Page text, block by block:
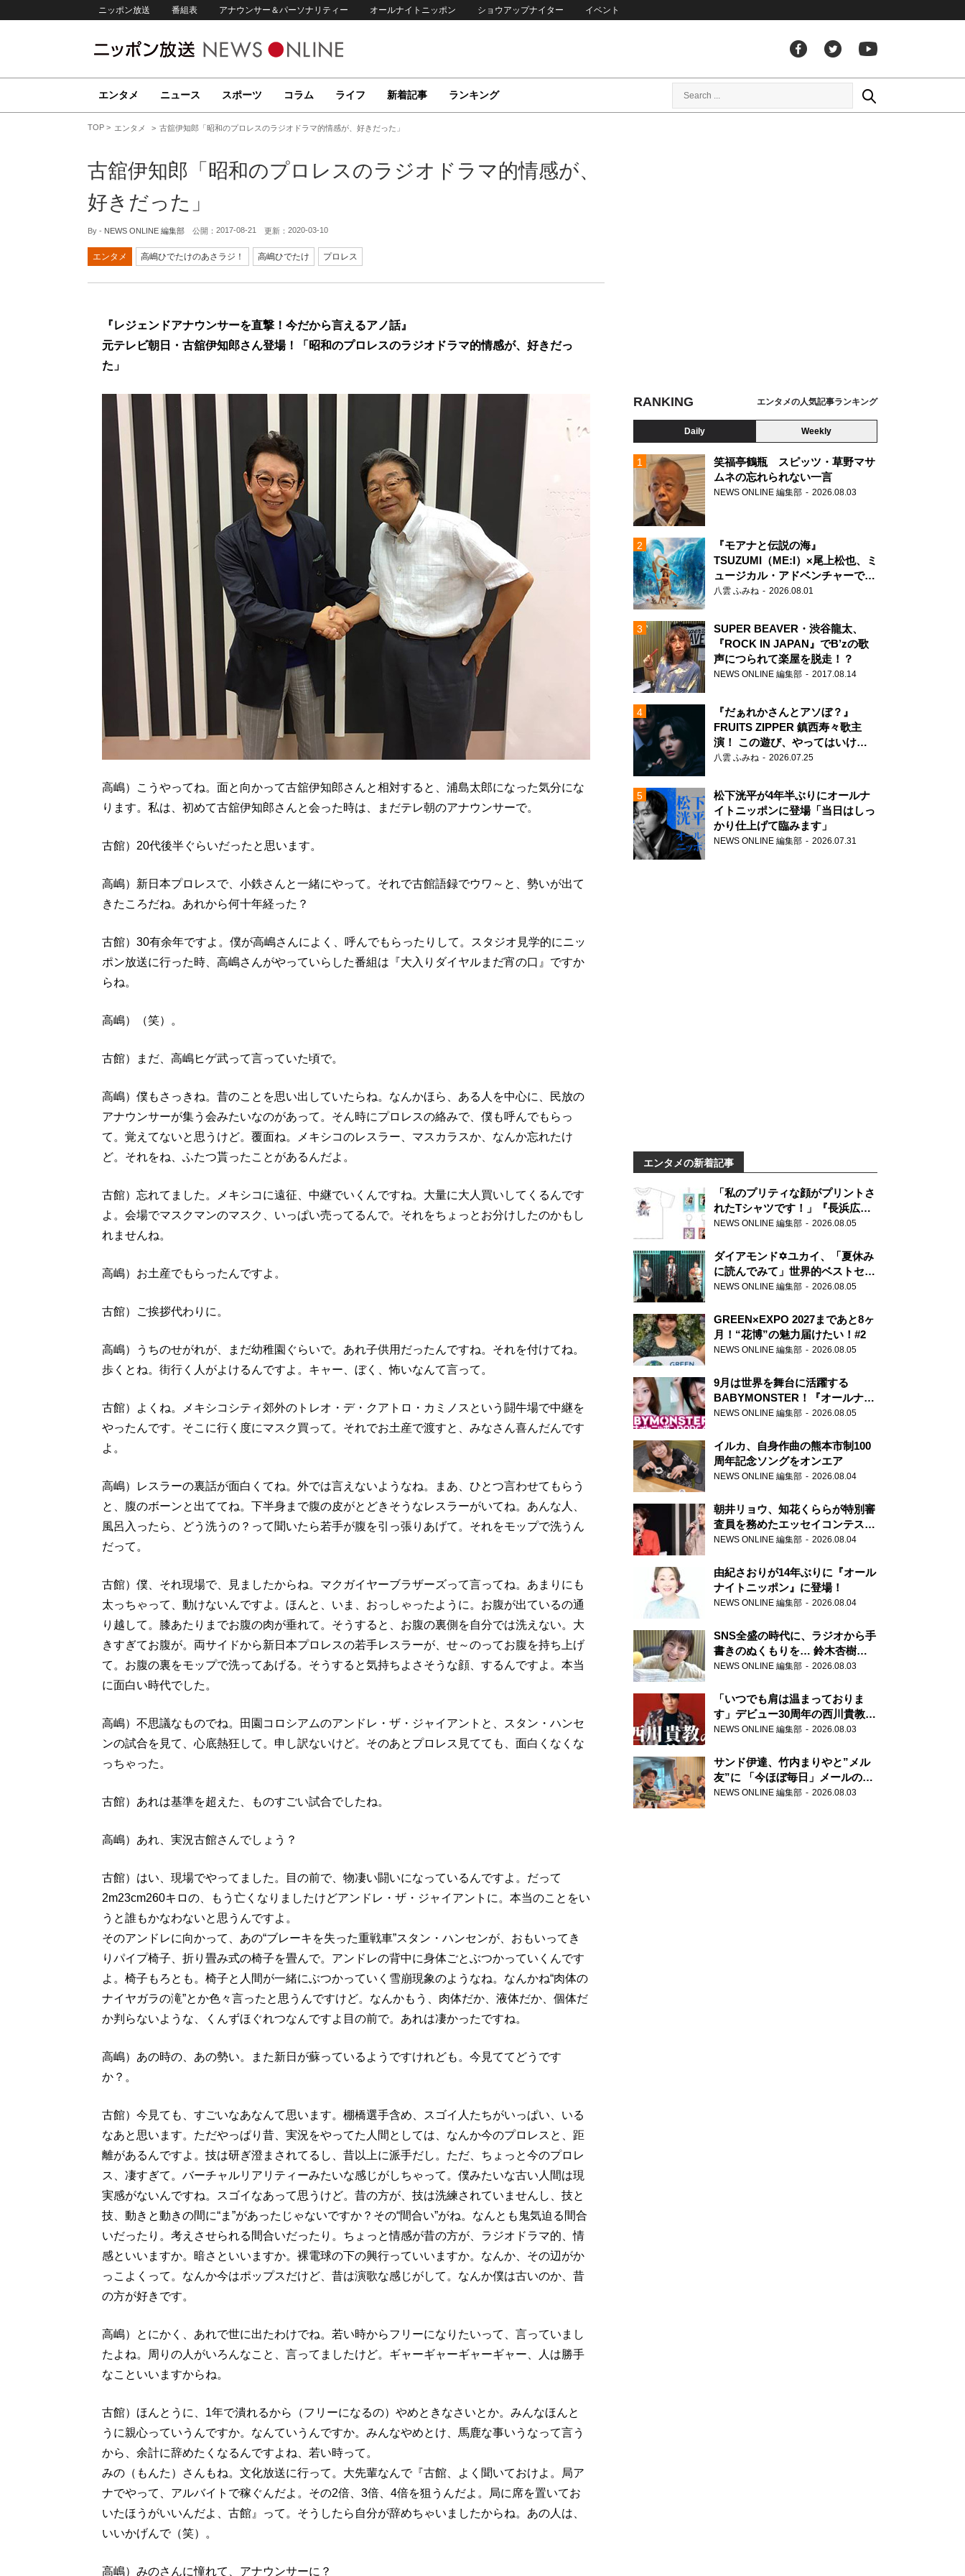
ニッポン放送 番組表 アナウンサー＆パーソナリティー オールナイトニッポン ショウアップナイター イベント
エンタメ ニュース スポーツ コラム ライフ 新着記事 ランキング
TOP エンタメ 古舘伊知郎「昭和のプロレスのラジオドラマ的情感が、好きだった」
古舘伊知郎「昭和のプロレスのラジオドラマ的情感が、
好きだった」
By - NEWS ONLINE 編集部 公開： 2017-08-21 更新： 2020-03-10
エンタメ 高嶋ひでたけのあさラジ！ 高嶋ひでたけ プロレス
『レジェンドアナウンサーを直撃！今だから言えるアノ話』
元テレビ朝日・古舘伊知郎さん登場！「昭和のプロレスのラジオドラマ的情感が、好きだっ
た」
高嶋）こうやってね。面と向かって古舘伊知郎さんと相対すると、浦島太郎になった気分にな
ります。私は、初めて古舘伊知郎さんと会った時は、まだテレ朝のアナウンサーで。
古館）20代後半ぐらいだったと思います。
高嶋）新日本プロレスで、小鉄さんと一緒にやって。それで古館語録でウワ～と、勢いが出て
きたころだね。あれから何十年経った？
古館）30有余年ですよ。僕が高嶋さんによく、呼んでもらったりして。スタジオ見学的にニッ
ポン放送に行った時、高嶋さんがやっていらした番組は『大入りダイヤルまだ宵の口』ですか
らね。
高嶋）（笑）。
古館）まだ、高嶋ヒゲ武って言っていた頃で。
高嶋）僕もさっきね。昔のことを思い出していたらね。なんかほら、ある人を中心に、民放の
アナウンサーが集う会みたいなのがあって。そん時にプロレスの絡みで、僕も呼んでもらっ
て。覚えてないと思うけど。覆面ね。メキシコのレスラー、マスカラスか、なんか忘れたけ
ど。それをね、ふたつ貰ったことがあるんだよ。
古館）忘れてました。メキシコに遠征、中継でいくんですね。大量に大人買いしてくるんです
よ。会場でマスクマンのマスク、いっぱい売ってるんで。それをちょっとお分けしたのかもし
れませんね。
高嶋）お土産でもらったんですよ。
古館）ご挨拶代わりに。
高嶋）うちのせがれが、まだ幼稚園ぐらいで。あれ子供用だったんですね。それを付けてね。
歩くとね。街行く人がよけるんですよ。キャー、ぼく、怖いなんて言って。
古館）よくね。メキシコシティ郊外のトレオ・デ・クアトロ・カミノスという闘牛場で中継を
やったんです。そこに行く度にマスク買って。それでお土産で渡すと、みなさん喜んだんです
よ。
高嶋）レスラーの裏話が面白くてね。外では言えないようなね。まあ、ひとつ言わせてもらう
と、腹のボーンと出ててね。下半身まで腹の皮がとどきそうなレスラーがいてね。あんな人、
風呂入ったら、どう洗うの？って聞いたら若手が腹を引っ張りあげて。それをモップで洗うん
だって。
古館）僕、それ現場で、見ましたからね。マクガイヤーブラザーズって言ってね。あまりにも
太っちゃって、動けないんですよ。ほんと、いま、おっしゃったように。お腹が出ているの通
り越して。膝あたりまでお腹の肉が垂れて。そうすると、お腹の裏側を自分では洗えない。大
きすぎてお腹が。両サイドから新日本プロレスの若手レスラーが、せ～のってお腹を持ち上げ
て。お腹の裏をモップで洗ってあげる。そうすると気持ちよさそうな顔、するんですよ。本当
に面白い時代でした。
高嶋）不思議なものでね。田園コロシアムのアンドレ・ザ・ジャイアントと、スタン・ハンセ
ンの試合を見て、心底熱狂して。申し訳ないけど。そのあとプロレス見てても、面白くなくな
っちゃった。
古館）あれは基準を超えた、ものすごい試合でしたね。
高嶋）あれ、実況古館さんでしょう？
古館）はい、現場でやってました。目の前で、物凄い闘いになっているんですよ。だって
2m23cm260キロの、もう亡くなりましたけどアンドレ・ザ・ジャイアントに。本当のことをい
うと誰もかなわないと思うんですよ。
そのアンドレに向かって、あの“ブレーキを失った重戦車”スタン・ハンセンが、おもいってき
りパイプ椅子、折り畳み式の椅子を畳んで。アンドレの背中に身体ごとぶつかっていくんです
よ。椅子もろとも。椅子と人間が一緒にぶつかっていく雪崩現象のようなね。なんかね“肉体の
ナイヤガラの滝”とか色々言ったと思うんですけど。なんかもう、肉体だか、液体だか、個体だ
か判らないような、くんずほぐれつなんですよ目の前で。あれは凄かったですね。
高嶋）あの時の、あの勢い。また新日が蘇っているようですけれども。今見ててどうです
か？。
古館）今見ても、すごいなあなんて思います。棚橋選手含め、スゴイ人たちがいっぱい、いる
なあと思います。ただやっぱり昔、実況をやってた人間としては、なんか今のプロレスと、距
離があるんですよ。技は研ぎ澄まされてるし、昔以上に派手だし。ただ、ちょっと今のプロレ
ス、凄すぎて。バーチャルリアリティーみたいな感じがしちゃって。僕みたいな古い人間は現
実感がないんですね。スゴイなあって思うけど。昔の方が、技は洗練されていませんし、技と
技、動きと動きの間に“ま”があったじゃないですか？その“間合い”がね。なんとも鬼気迫る間合
いだったり。考えさせられる間合いだったり。ちょっと情感が昔の方が、ラジオドラマ的、情
感といいますか。暗さといいますか。裸電球の下の興行っていいますか。なんか、その辺がか
っこよくって。なんか今はポップスだけど、昔は演歌な感じがして。なんか僕は古いのか、昔
の方が好きです。
高嶋）とにかく、あれで世に出たわけでね。若い時からフリーになりたいって、言っていまし
たよね。周りの人がいろんなこと、言ってましたけど。ギャーギャーギャーギャー、人は勝手
なこといいますからね。
古館）ほんとうに、1年で潰れるから（フリーになるの）やめときなさいとか。みんなほんと
うに親心っていうんですか。なんていうんですか。みんなやめとけ、馬鹿な事いうなって言う
から、余計に辞めたくなるんですよね、若い時って。
みの（もんた）さんもね。文化放送に行って。大先輩なんで『古館、よく聞いておけよ。局ア
ナでやって、アルバイトで稼ぐんだよ。その2倍、3倍、4倍を狙うんだよ。局に席を置いてお
いたほうがいいんだよ、古館』って。そうしたら自分が辞めちゃいましたからね。あの人は、
いいかげんで（笑）。
高嶋）みのさんに憧れて、アナウンサーに？
RANKING エンタメの人気記事ランキング
Daily Weekly
笑福亭鶴瓶 スピッツ・草野マサ
ムネの忘れられない一言
NEWS ONLINE 編集部 2026.08.03
『モアナと伝説の海』
TSUZUMI（ME:I）×尾上松也、ミ
ュージカル・アドベンチャーで美
声を響かせる
八雲 ふみね 2026.08.01
SUPER BEAVER・渋谷龍太、
『ROCK IN JAPAN』でB’zの歌
声につられて楽屋を脱走！？
NEWS ONLINE 編集部 2017.08.14
『だぁれかさんとアソぼ？』
FRUITS ZIPPER 鎮西寿々歌主
演！ この遊び、やってはいけま
せん。
八雲 ふみね 2026.07.25
松下洸平が4年半ぶりにオールナ
イトニッポンに登場「当日はしっ
かり仕上げて臨みます」
NEWS ONLINE 編集部 2026.07.31
エンタメの新着記事
「私のプリティな顔がプリントさ
れたTシャツです！」『長浜広奈
天下無双』初の番組グッズ発売
NEWS ONLINE 編集部 2026.08.05
ダイアモンド✡ユカイ、「夏休み
に読んでみて」世界的ベストセラ
ー『アナスタシア』を紹介
NEWS ONLINE 編集部 2026.08.05
GREEN×EXPO 2027まであと8ヶ
月！“花博”の魅力届けたい！#2
NEWS ONLINE 編集部 2026.08.05
9月は世界を舞台に活躍する
BABYMONSTER！『オールナイ
トニッポンPODCAST』月替わり
NEWS ONLINE 編集部 2026.08.05
イルカ、自身作曲の熊本市制100
周年記念ソングをオンエア
NEWS ONLINE 編集部 2026.08.04
朝井リョウ、知花くららが特別審
査員を務めたエッセイコンテスト
の特別番組「#いまあなたに伝え
NEWS ONLINE 編集部 2026.08.04
由紀さおりが14年ぶりに『オール
ナイトニッポン』に登場！
NEWS ONLINE 編集部 2026.08.04
SNS全盛の時代に、ラジオから手
書きのぬくもりを… 鈴木杏樹の
直筆はがきが届く！
郵便局
NEWS ONLINE 編集部 2026.08.03
「いつでも肩は温まっておりま
す」デビュー30周年の西川貴教が
『オールナイトニッポン』に登
NEWS ONLINE 編集部 2026.08.03
サンド伊達、竹内まりやと”メル
友”に 「今ほぼ毎日」メールのや
り取り明かす
NEWS ONLINE 編集部 2026.08.03